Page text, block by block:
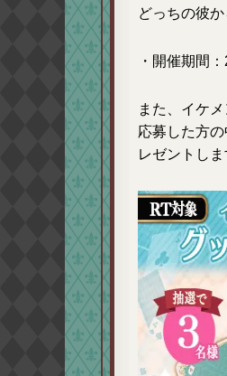
どっちの彼
・開催期間
また、イケ
応募した方
レゼントしま